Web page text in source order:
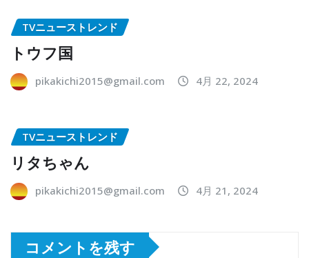
TVニューストレンド
トウフ国
pikakichi2015@gmail.com 4月 22, 2024
TVニューストレンド
リタちゃん
pikakichi2015@gmail.com 4月 21, 2024
コメントを残す